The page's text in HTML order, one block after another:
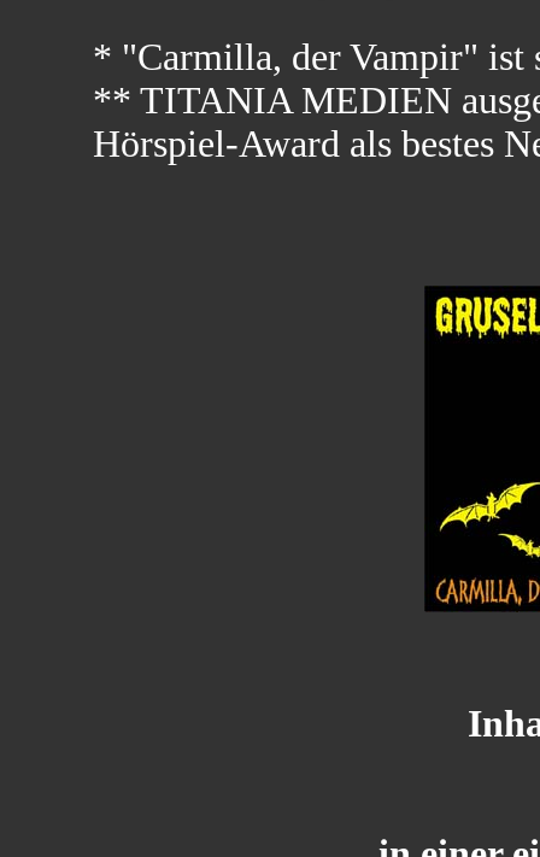
* "Carmilla, der Vampir" ist
** TITANIA MEDIEN
Hörspiel-Award als bestes